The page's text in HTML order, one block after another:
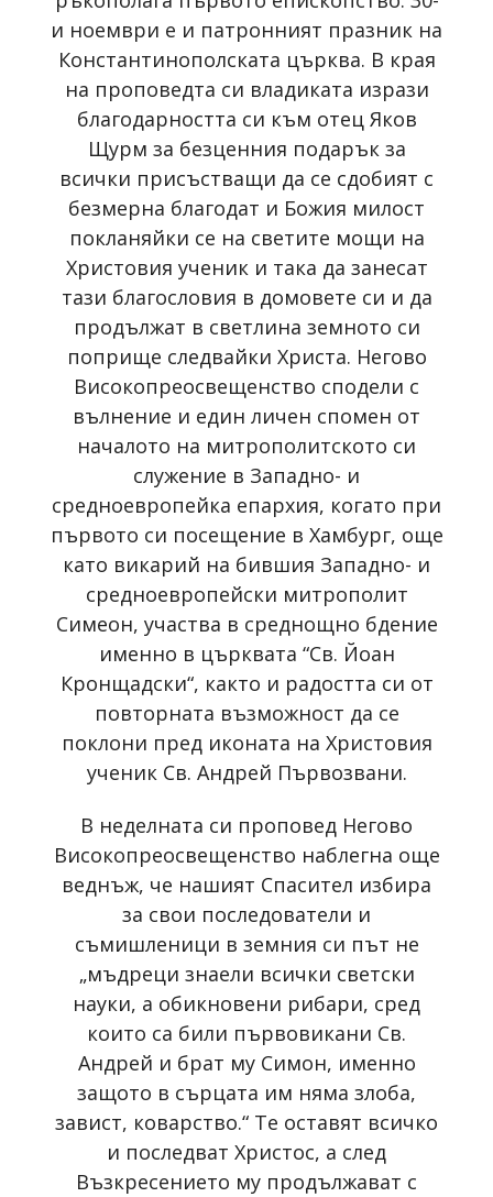
и ноември е и патронният празник на
Константинополската църква. В края
на проповедта си владиката изрази
благодарността си към отец Яков
Щурм за безценния подарък за
всички присъстващи да се сдобият с
безмерна благодат и Божия милост
покланяйки се на светите мощи на
Христовия ученик и така да занесат
тази благословия в домовете си и да
продължат в светлина земното си
поприще следвайки Христа. Негово
Високопреосвещенство сподели с
вълнение и един личен спомен от
началото на митрополитското си
служение в Западно- и
средноевропейка епархия, когато при
първото си посещение в Хамбург, още
като викарий на бившия Западно- и
средноевропейски митрополит
Симеон, участва в среднощно бдение
именно в църквата “Св. Йоан
Кронщадски“, както и радостта си от
повторната възможност да се
поклони пред иконата на Христовия
ученик Св. Андрей Първозвани.
В неделната си проповед Негово
Високопреосвещенство наблегна още
веднъж, че нашият Спасител избира
за свои последователи и
съмишленици в земния си път не
„мъдреци знаели всички светски
науки, а обикновени рибари, сред
които са били първовикани Св.
Андрей и брат му Симон, именно
защото в сърцата им няма злоба,
завист, коварство.“ Те оставят всичко
и последват Христос, а след
Възкресението му продължават с